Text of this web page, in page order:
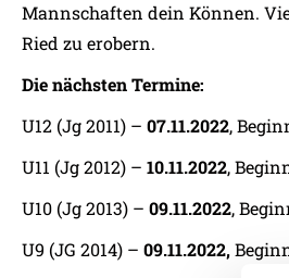
Mannschaften dein Können.
Ried zu erobern.
Die nächsten Termine:
U12 (Jg 2011) – 07.11.2022,
U11 (Jg 2012) – 10.11.2022,
U10 (Jg 2013) – 09.11.2022,
U9 (JG 2014) – 09.11.2022,